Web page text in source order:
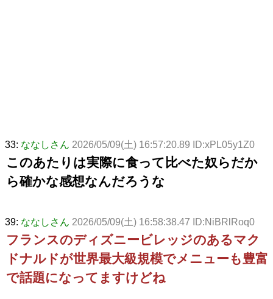
33: ななしさん 2026/05/09(土) 16:57:20.89 ID:xPL05y1Z0
このあたりは実際に食って比べた奴らだか
ら確かな感想なんだろうな
39: ななしさん 2026/05/09(土) 16:58:38.47 ID:NiBRlRoq0
フランスのディズニービレッジのあるマク
ドナルドが世界最大級規模でメニューも豊富
で話題になってますけどね